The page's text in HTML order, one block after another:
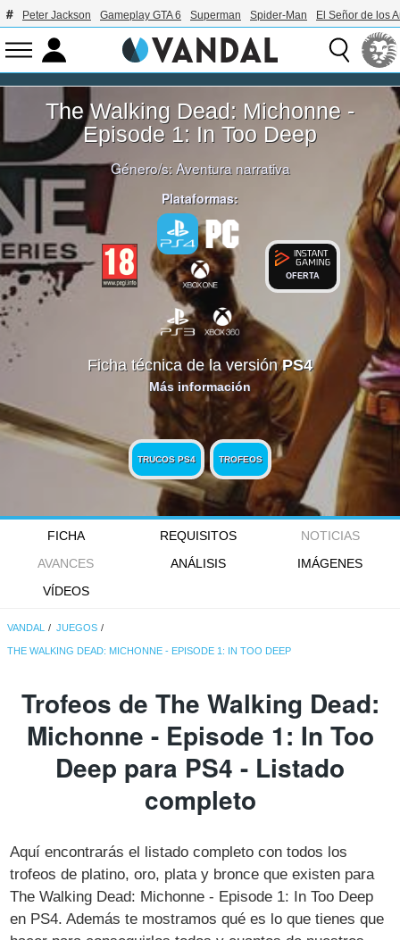
Peter Jackson Gameplay GTA 6 Superman Spider-Man El Señor de los
The Walking Dead: Michonne -
Episode 1: In Too Deep
Género/s:Aventura narrativa
Plataformas:
OFERTA
Ficha técnica de la versiónPS4
Más información
TRUCOS PS4 TROFEOS
FICHA REQUISITOS
NOTICIAS
AVANCES
ANÁLISIS
IMÁGENES
VÍDEOS
VANDAL JUEGOS
THE WALKING DEAD: MICHONNE - EPISODE 1: IN TOO DEEP
Trofeos de The Walking Dead:
Michonne - Episode 1: In Too
Deep para PS4 - Listado
completo
Aquí encontrarás el listado completo con todos los
trofeos de platino, oro, plata y bronce que existen para
The Walking Dead: Michonne - Episode 1: In Too Deep
en PS4. Además te mostramos qué es lo que tienes que